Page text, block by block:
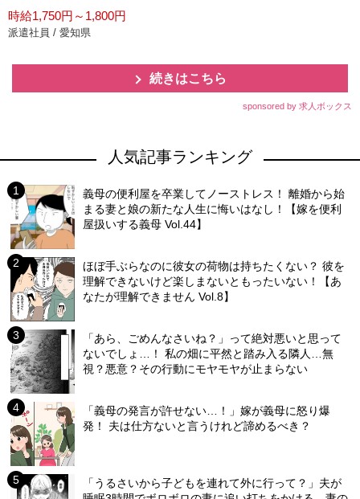
時給1,750円～1,800円
派遣社員 / 愛知県
続きはこちら
sponsored by 求人ボックス
人気記事ランキング
義母の便利屋を卒業してノーストレス！ 離婚から始
まる妻と娘の新たな人生に悔いはなし！【嫁を便利
屋扱いする義母 Vol.44】
ほぼ手ぶらなのに彼女の荷物は持ちたくない？ 彼を
理解できないけど楽しまないともったいない！【あ
なたが理解できません Vol.8】
「あら、ごめんなさいね？」って絶対悪いと思って
ないでしょ…！ 私の畑に平然と踏み入る隣人…無
視？悪意？その行動にモヤモヤが止まらない
「義母の発言が許せない…！」嫁が義母に怒り爆
発！ 夫は仕方ないと言うけれど諦めるべき？
「うるさいから子どもを連れて外に行って？」夫が